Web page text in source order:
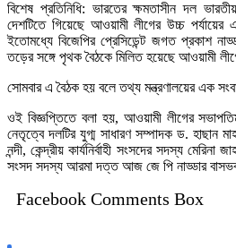
বিশেষ প্রতিনিধি: ভারতের ক্ষমতাসীন দল
দেশটিতে গিয়েছে আওয়ামী লীগের উচ্চ
ইতোমধ্যে বিজেপির প্রেসিডেন্ট জগত প্রকাশ
তড়ের সঙ্গে পৃথক বৈঠকে মিলিত হয়েছে আওয়ামী
সোমবার এ বৈঠক হয় বলে তথ্য মন্ত্রণালয়ের এক
ওই বিজ্ঞপ্তিতে বলা হয়, আওয়ামী লীগের
নেতৃত্বে দলটির যুগ্ম সাধারণ সম্পাদক ড. হাছান
নন্দী, কেন্দ্রীয় কার্যনির্বাহী সংসদের সদস্য
সংসদ সদস্য আরমা দত্ত আজ জে পি নাড্ডার
Facebook Comments Box